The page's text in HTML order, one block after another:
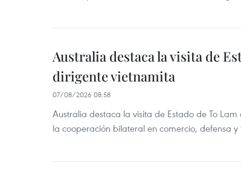
Australia destaca la visita de
dirigente vietnamita
07/08/2026 08:58
Australia destaca la visita de Estado de To
la cooperación bilateral en comercio, defensa